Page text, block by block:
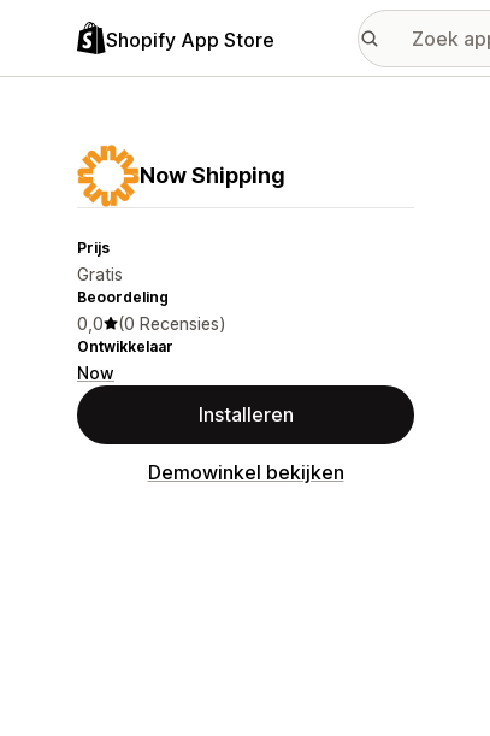
Shopify App Store
Now Shipping
Prijs
Gratis
Beoordeling
0,0 (0 Recensies)
Ontwikkelaar
Now
Installeren
Demowinkel bekijken